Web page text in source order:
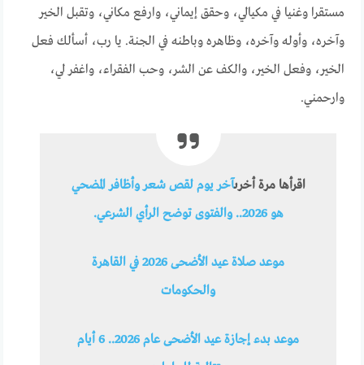
مستقرا وغنيا في مكيالي، وحقق إيماني، وارفع مكاني، وتقبل الخير
وآخره، وأوله وآخره، وظاهره وباطنه في الجنة. يا رب، أسألك فعل
الخير، وفعل الخير، والكف عن الشر، وحب الفقراء، واغفر لي،
وارحمني.
اقرأها مرة أخرىآخر يوم لقص شعر وأظافر المضحي
هو 2026.. والفتوى توضح الرأي الشرعي.
موعد صلاة عيد الأضحى 2026 في القاهرة
والحكومات
موعد بدء إجازة عيد الأضحى عام 2026.. 6 أيام